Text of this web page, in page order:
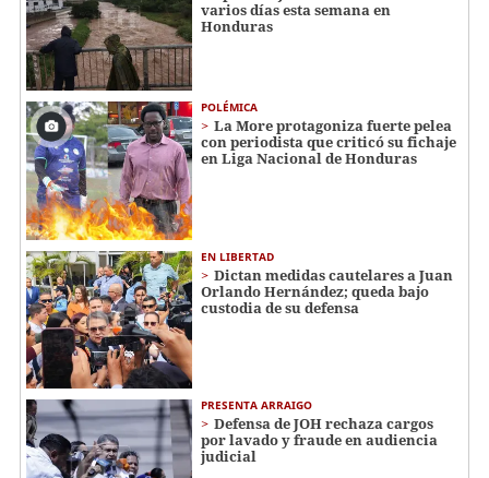
varios días esta semana en
Honduras
POLÉMICA
La More protagoniza fuerte pelea
con periodista que criticó su fichaje
en Liga Nacional de Honduras
EN LIBERTAD
Dictan medidas cautelares a Juan
Orlando Hernández; queda bajo
custodia de su defensa
PRESENTA ARRAIGO
Defensa de JOH rechaza cargos
por lavado y fraude en audiencia
judicial